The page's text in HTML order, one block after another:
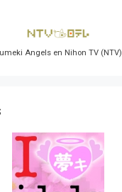
Angels en Nihon TV (NTV)